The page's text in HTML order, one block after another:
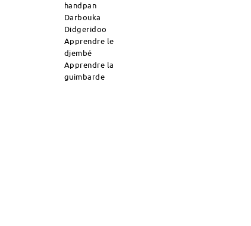
handpan
Darbouka
Didgeridoo
Apprendre le
djembé
Apprendre la
guimbarde